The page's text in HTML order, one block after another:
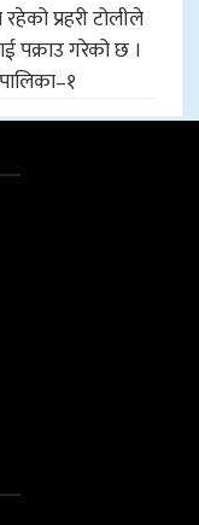
प्रहरी टोलीले
पक्राउ गरेको छ ।